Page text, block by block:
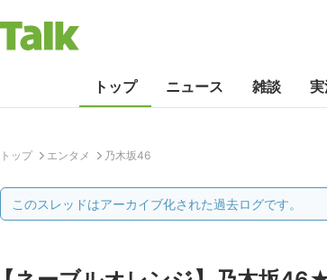
トップ ニュース 雑談
トップ エンタメ 乃木坂46
このスレッドはアーカイブ化された過去ログです。